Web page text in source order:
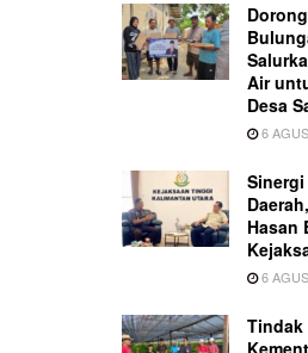
Air
Desa
6
Hasan
6
Tindak